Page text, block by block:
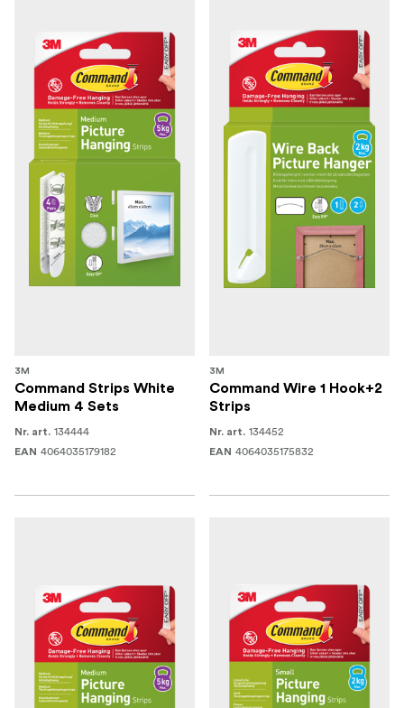
3M
Command Strips White
Medium 4 Sets
Nr. art. 134444
EAN 4064035179182
3M
Command Wire 1 Hook+2
Strips
Nr. art. 134452
EAN 4064035175832